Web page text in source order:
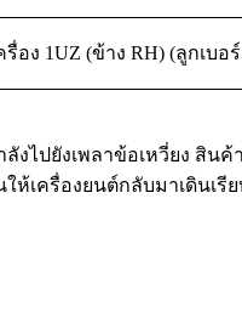
รื่อง 1UZ (ข้าง RH) (ลูกเบอร์
งไปยังเพลาข้อเหวี่ยง สิ
เครื่องยนต์กลับมาเดินเรี